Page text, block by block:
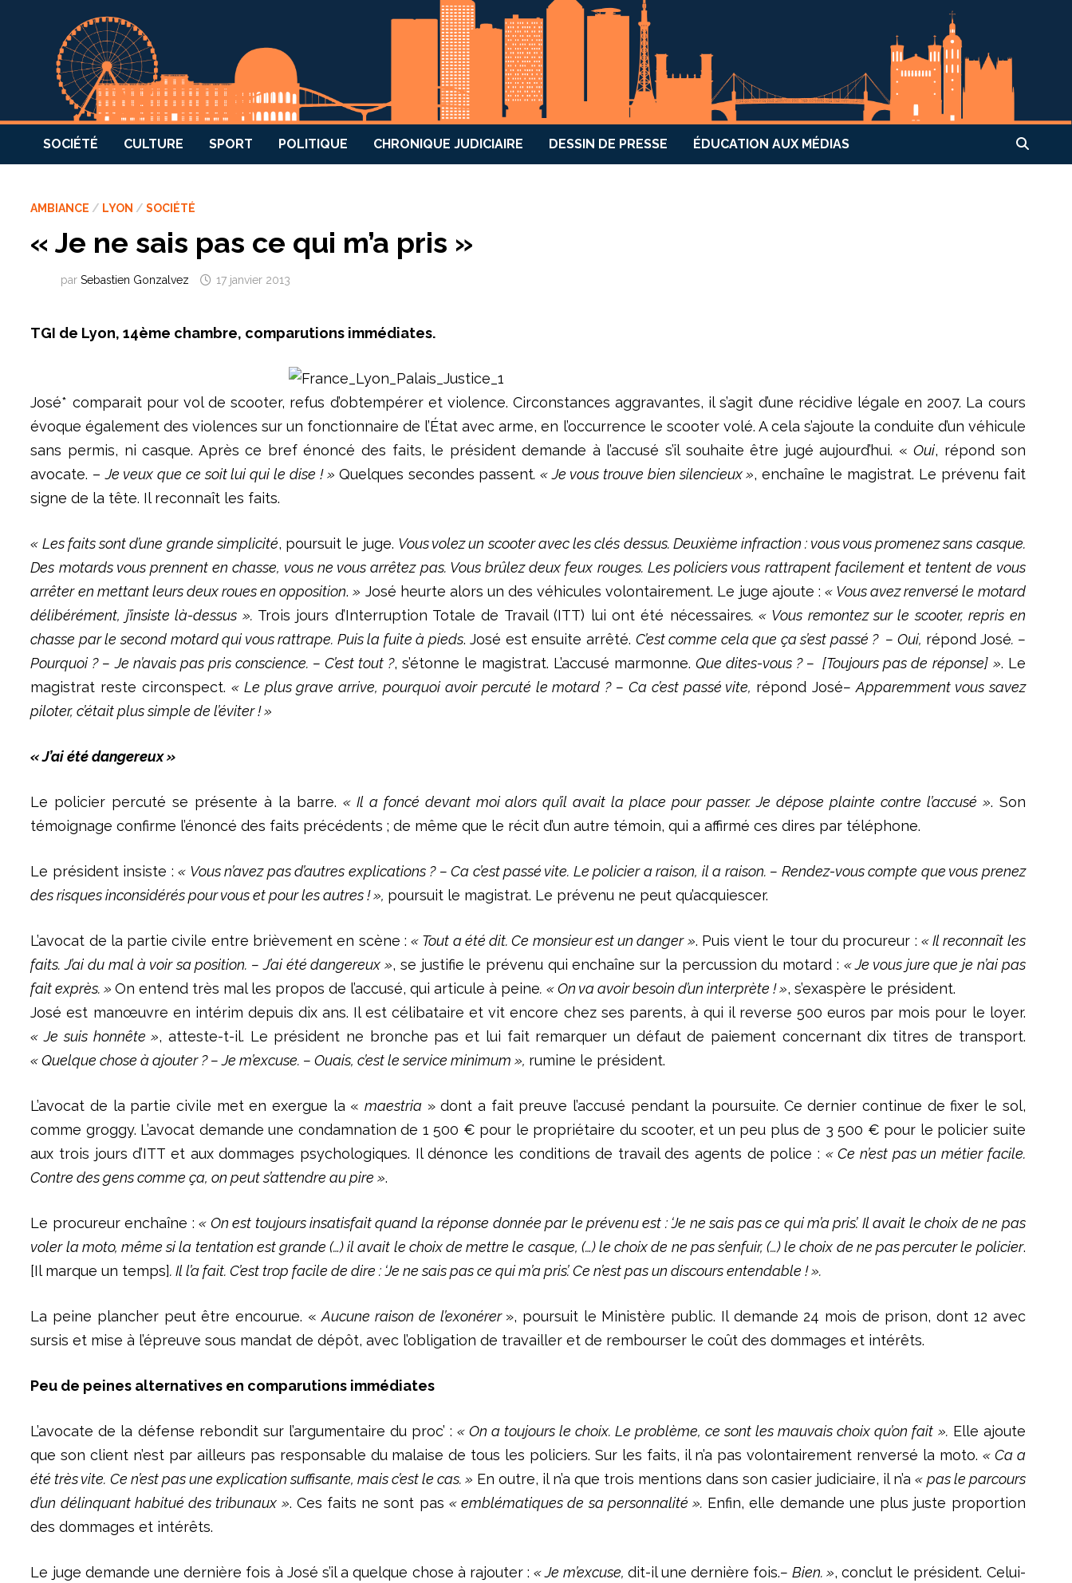
SOCIÉTÉ CULTURE SPORT POLITIQUE CHRONIQUE JUDICIAIRE DESSIN DE PRESSE ÉDUCATION AUX MÉDIAS
AMBIANCE / LYON /SOCIÉTÉ
« Je ne sais pas ce qui m’a pris »
parSebastien Gonzalvez 17 janvier 2013
TGI de Lyon, 14ème chambre, comparutions immédiates.
José* comparait pour vol de scooter, refus d’obtempérer et violence. Circonstances aggravantes, il s’agit d’une récidive légale en 2007. La cours
évoque également des violences sur un fonctionnaire de l’État avec arme, en l’occurrence le scooter volé. A cela s’ajoute la conduite d’un véhicule
sans permis, ni casque. Après ce bref énoncé des faits, le président demande à l’accusé s’il souhaite être jugé aujourd’hui. «Oui, répond son
avocate. –Je veux que ce soit lui qui le dise ! » Quelques secondes passent. « Je vous trouve bien silencieux », enchaîne le magistrat. Le prévenu fait
signe de la tête. Il reconnaît les faits.
« Les faits sont d’une grande simplicité, poursuit le juge. Vous volez un scooter avec les clés dessus. Deuxième infraction : vous vous promenez sans casque.
Des motards vous prennent en chasse, vous ne vous arrêtez pas. Vous brûlez deux feux rouges. Les policiers vous rattrapent facilement et tentent de vous
arrêter en mettant leurs deux roues en opposition.» José heurte alors un des véhicules volontairement. Le juge ajoute : « Vous avez renversé le motard
délibérément, j’insiste là-dessus ». Trois jours d’Interruption Totale de Travail (ITT) lui ont été nécessaires. « Vous remontez sur le scooter, repris en
chasse par le second motard qui vous rattrape. Puis la fuite à pieds. José est ensuite arrêté. C’est comme cela que ça s’est passé ? – Oui, répond José. –
Pourquoi ? – Je n’avais pas pris conscience. – C’est tout ?, s’étonne le magistrat. L’accusé marmonne.Que dites-vous ? – [Toujours pas de réponse] ». Le
magistrat reste circonspect. « Le plus grave arrive, pourquoi avoir percuté le motard ? – Ca c’est passé vite, répond José– Apparemment vous savez
piloter, c’était plus simple de l’éviter ! »
« J’ai été dangereux »
Le policier percuté se présente à la barre. « Il a foncé devant moi alors qu’il avait la place pour passer. Je dépose plainte contre l’accusé ». Son
témoignage confirme l’énoncé des faits précédents ; de même que le récit d’un autre témoin, qui a affirmé ces dires par téléphone.
Le président insiste :« Vous n’avez pas d’autres explications ? – Ca c’est passé vite. Le policier a raison, il a raison. – Rendez-vous compte que vous prenez
des risques inconsidérés pour vous et pour les autres ! », poursuit le magistrat. Le prévenu ne peut qu’acquiescer.
L’avocat de la partie civile entre brièvement en scène :« Tout a été dit. Ce monsieur est un danger ». Puis vient le tour du procureur : « Il reconnaît les
faits. J’ai du mal à voir sa position. – J’ai été dangereux », se justifie le prévenu qui enchaîne sur la percussion du motard : « Je vous jure que je n’ai pas
fait exprès. »On entend très mal les propos de l’accusé, qui articule à peine. « On va avoir besoin d’un interprète ! », s’exaspère le président.
José est manœuvre en intérim depuis dix ans. Il est célibataire et vit encore chez ses parents, à qui il reverse 500 euros par mois pour le loyer.
« Je suis honnête », atteste-t-il. Le président ne bronche pas et lui fait remarquer un défaut de paiement concernant dix titres de transport.
« Quelque chose à ajouter ? – Je m’excuse. – Ouais, c’est le service minimum », rumine le président.
L’avocat de la partie civile met en exergue la «maestria » dont a fait preuve l’accusé pendant la poursuite. Ce dernier continue de fixer le sol,
comme groggy. L’avocat demande une condamnation de 1 500 € pour le propriétaire du scooter, et un peu plus de 3 500 € pour le policier suite
aux trois jours d’ITT et aux dommages psychologiques. Il dénonce les conditions de travail des agents de police : « Ce n’est pas un métier facile.
Contre des gens comme ça, on peut s’attendre au pire ».
Le procureur enchaîne :« On est toujours insatisfait quand la réponse donnée par le prévenu est : ‘Je ne sais pas ce qui m’a pris’. Il avait le choix de ne pas
voler la moto, même si la tentation est grande (…) il avait le choix de mettre le casque, (…) le choix de ne pas s’enfuir, (…) le choix de ne pas percuter le policier.
[Il marque un temps]. Il l’a fait. C’est trop facile de dire : ‘Je ne sais pas ce qui m’a pris’. Ce n’est pas un discours entendable ! ».
La peine plancher peut être encourue. «Aucune raison de l’exonérer », poursuit le Ministère public. Il demande 24 mois de prison, dont 12 avec
sursis et mise à l’épreuve sous mandat de dépôt, avec l’obligation de travailler et de rembourser le coût des dommages et intérêts.
Peu de peines alternatives en comparutions immédiates
L’avocate de la défense rebondit sur l’argumentaire du proc’ : « On a toujours le choix. Le problème, ce sont les mauvais choix qu’on fait ». Elle ajoute
que son client n’est par ailleurs pas responsable du malaise de tous les policiers. Sur les faits, il n’a pas volontairement renversé la moto. « Ca a
été très vite. Ce n’est pas une explication suffisante, mais c’est le cas. » En outre, il n’a que trois mentions dans son casier judiciaire, il n’a« pas le parcours
d’un délinquant habitué des tribunaux ». Ces faits ne sont pas « emblématiques de sa personnalité ». Enfin, elle demande une plus juste proportion
des dommages et intérêts.
Le juge demande une dernière fois à José s’il a quelque chose à rajouter :« Je m’excuse, dit-il une dernière fois.– Bien. », conclut le président. Celui-